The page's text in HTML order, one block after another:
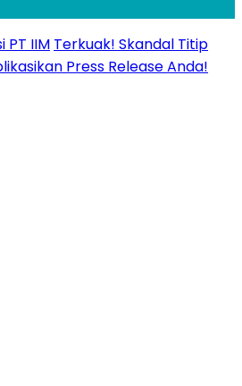
PT IIM Terkuak! Skandal Titip
Press Release Anda!